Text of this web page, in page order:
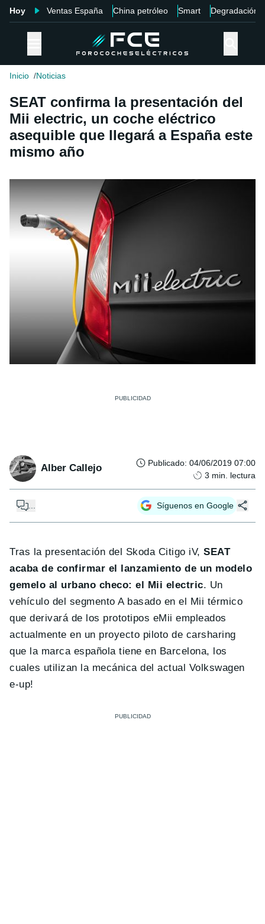
Hoy Ventas España China petróleo Smart Degradación
Inicio Noticias
SEAT confirma la presentación del
Mii electric, un coche eléctrico
asequible que llegará a España este
mismo año
Alber Callejo Publicado: 04/06/2019 07:00
3 min. lectura
Síguenos en Google
Tras la presentación del Skoda Citigo iV,SEAT
acaba de confirmar el lanzamiento de un modelo
gemelo al urbano checo: el Mii electric. Un
vehículo del segmento A basado en el Mii térmico
que derivará de los prototipos eMii empleados
actualmente en un proyecto piloto de carsharing
que la marca española tiene en Barcelona, los
cuales utilizan la mecánica del actual Volkswagen
e-up!